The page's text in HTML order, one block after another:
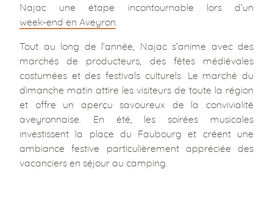
Najac une étape incontournable lors d’un
week-end en Aveyron
Tout au long de l’année, Najac s’anime avec des
marchés de producteurs, des fêtes médiévales
costumées et des festivals culturels. Le marché du
dimanche matin attire les visiteurs de toute la région
et offre un aperçu savoureux de la convivialité
aveyronnaise. En été, les soirées musicales
investissent la place du Faubourg et créent une
ambiance festive particulièrement appréciée des
vacanciers en séjour au camping.